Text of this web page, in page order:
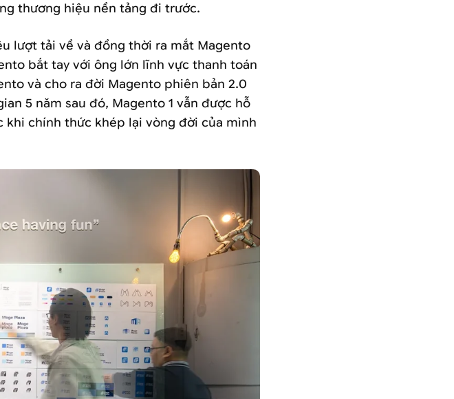
thương hiệu nền tảng đi trước.
lượt tải về và đồng thời ra mắt Magento
bắt tay với ông lớn lĩnh vực thanh toán
và cho ra đời Magento phiên bản 2.0
5 năm sau đó, Magento 1 vẫn được hỗ
chính thức khép lại vòng đời của mình